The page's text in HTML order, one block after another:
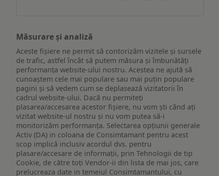
Măsurare și analiză
Aceste fișiere ne permit să contorizăm vizitele și sursele
de trafic, astfel încât să putem măsura și îmbunătăți
performanța website-ului nostru. Acestea ne ajută să
cunoaștem cele mai populare sau mai puțin populare
pagini și să vedem cum se deplasează vizitatorii în
cadrul website-ului. Dacă nu permiteți
plasarea/accesarea acestor fișiere, nu vom ști când ați
vizitat website-ul nostru și nu vom putea să-i
monitorizăm performanța. Selectarea opțiunii generale
Activ (DA) in coloana de Consimtamant pentru acest
scop implică inclusiv acordul dvs. pentru
plasare/accesare de informații, prin Tehnologii de tip
Cookie, de către toți Vendor-ii din lista de mai jos, care
prelucreaza date in temeiul Consimtamantului, cu